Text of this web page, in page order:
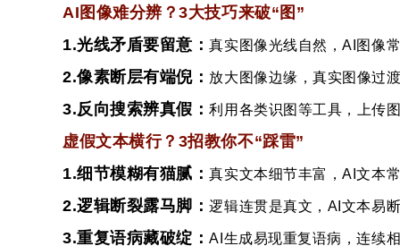
AI图像难分辨？3大技巧来破“图”
1.光线矛盾要留意：真实图像光线自然，AI图像
2.像素断层有端倪： 放大图像边缘，真实图像过
3.反向搜索辨真假：利用各类识图等工具，上传
虚假文本横行？3招教你不“踩雷”
1.细节模糊有猫腻：真实文本细节丰富，AI文本
2.逻辑断裂露马脚：逻辑连贯是真文，AI文本易
3.重复语病藏破绽：AI生成易现重复语病，连续